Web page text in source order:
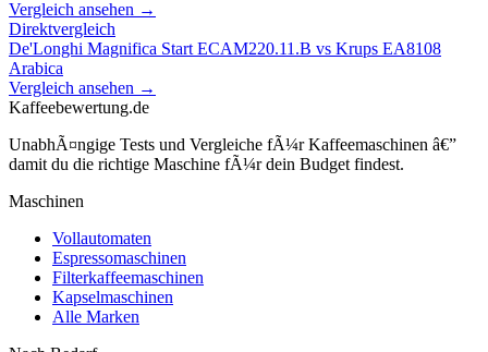
Vergleich ansehen →
Direktvergleich
De'Longhi Magnifica Start ECAM220.11.B vs Krups EA8108
Arabica
Vergleich ansehen →
Kaffeebewertung.de
UnabhÃ¤ngige Tests und Vergleiche fÃ¼r Kaffeemaschinen â€”
damit du die richtige Maschine fÃ¼r dein Budget findest.
Maschinen
Vollautomaten
Espressomaschinen
Filterkaffeemaschinen
Kapselmaschinen
Alle Marken